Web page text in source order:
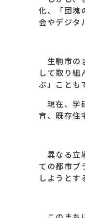
化、「団塊
会やデジタ
生駒市の
して取り
ぶ」ことも
現在、学
育、既存住
異なる立
ての都市ブ
しようと